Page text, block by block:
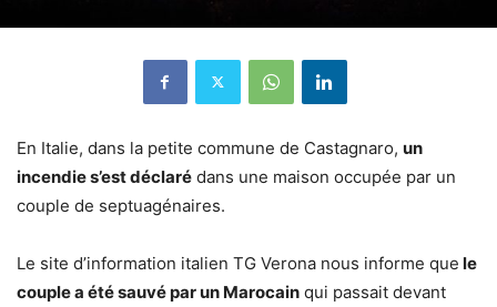
En Italie, dans la petite commune de Castagnaro, un
incendie s’est déclaré dans une maison occupée par un
couple de septuagénaires.
Le site d’information italien TG Verona nous informe que le
couple a été sauvé par un Marocain qui passait devant